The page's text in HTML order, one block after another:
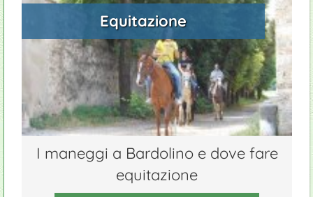
Equitazione
I maneggi a Bardolino e dove fare
equitazione